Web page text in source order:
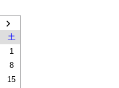
土
1
8
15